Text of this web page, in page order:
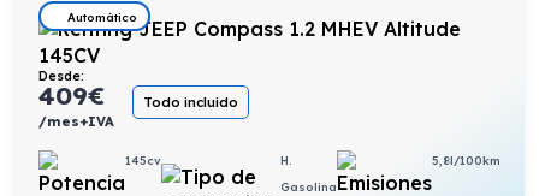
Automático
Desde:
409€
/mes+IVA
Todo incluido
145cv
H.
Gasolina
5,8l/100km